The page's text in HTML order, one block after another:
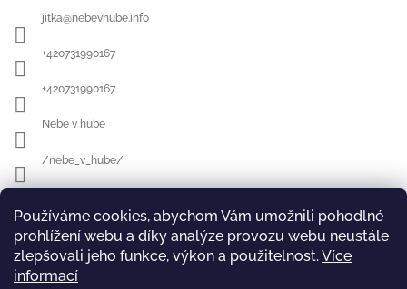
Používáme cookies, abychom Vám umožnili pohodlné
prohlížení webu a díky analýze provozu webu neustále
zlepšovali jeho funkce, výkon a použitelnost.Více
informací
jitka@nebevhube.info
+420731990167
+420731990167
Nebe v hube
/nebe_v_hube/
Přijímáme online platby